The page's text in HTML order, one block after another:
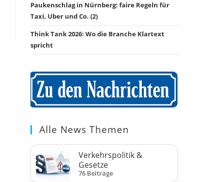
Paukenschlag in Nürnberg: faire Regeln für
Taxi, Uber und Co. (2)
Think Tank 2026: Wo die Branche Klartext
spricht
Alle News Themen
Verkehrspolitik &
Gesetze
76 Beiträge